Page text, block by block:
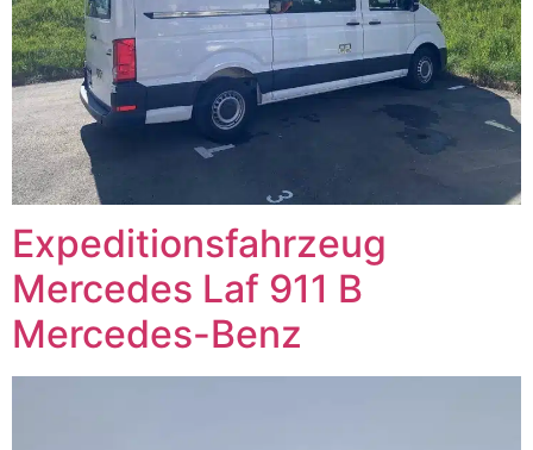
Expeditionsfahrzeug
Mercedes Laf 911 B
Mercedes-Benz